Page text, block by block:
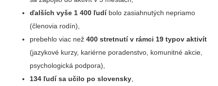
ďalších vyše 1 400 ľudí bolo zasiahnutých nepriamo
(členovia rodín),
prebehlo viac než400 stretnutí v rámci 19 typov aktivít
(jazykové kurzy, kariérne poradenstvo, komunitné akcie,
psychologická podpora),
134 ľudí sa učilo po slovensky